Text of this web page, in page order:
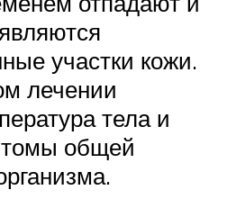
участки кожи.
лечении
тела и
общей